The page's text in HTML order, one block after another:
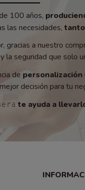
100 años,
las necesidades,
gracias a nuestro
la seguridad que solo
de personalización
decisión para tu
te ayuda a